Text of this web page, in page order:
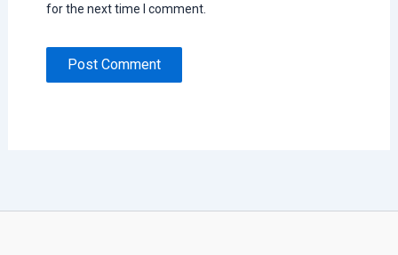
for the next time I comment.